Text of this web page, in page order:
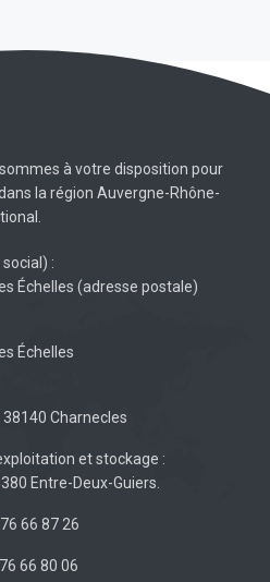
à votre disposition pour
la région Auvergne-Rhône-
:
Échelles (adresse postale)
Échelles
Charnecles
et stockage :
Entre-Deux-Guiers.
66 87 26
66 80 06